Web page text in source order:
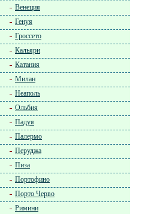
Венеция
Генуя
Гроссето
Кальяри
Катания
Милан
Неаполь
Ольбия
Падуя
Палермо
Перуджа
Пиза
Портофино
Порто Черво
Римини